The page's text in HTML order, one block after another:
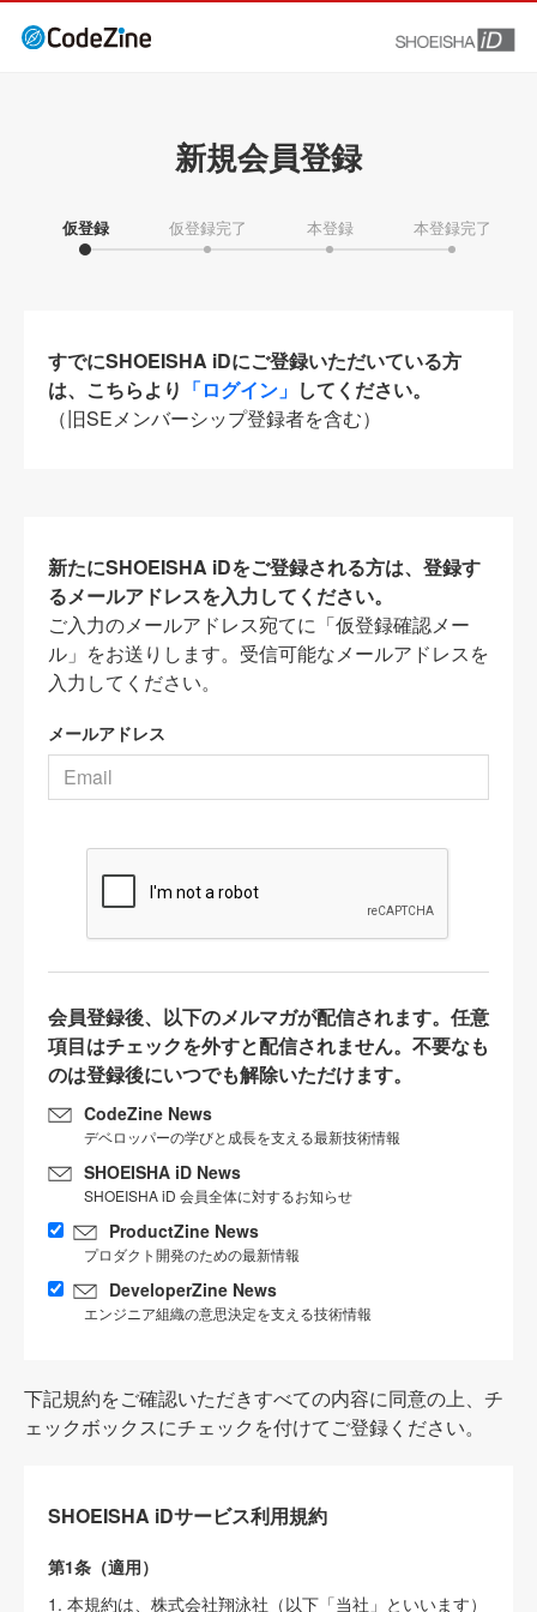
新規会員登録
仮登録 仮登録完了 本登録 本登録完了
すでにSHOEISHA iDにご登録いただいている方
は、こちらより 「ログイン」 してください。
（旧SEメンバーシップ登録者を含む）
新たにSHOEISHA iDをご登録される方は、登録す
るメールアドレスを入力してください。
ご入力のメールアドレス宛てに「仮登録確認メー
ル」をお送りします。受信可能なメールアドレスを
入力してください。
メールアドレス
会員登録後、以下のメルマガが配信されます。任意
項目はチェックを外すと配信されません。不要なも
のは登録後にいつでも解除いただけます。
CodeZine News
デベロッパーの学びと成長を支える最新技術情報
SHOEISHA iD News
SHOEISHA iD 会員全体に対するお知らせ
ProductZine News
プロダクト開発のための最新情報
DeveloperZine News
エンジニア組織の意思決定を支える技術情報
下記規約をご確認いただきすべての内容に同意の上、チ
ェックボックスにチェックを付けてご登録ください。
SHOEISHA iDサービス利用規約
第1条（適用）
1. 本規約は、株式会社翔泳社（以下「当社」といいます）